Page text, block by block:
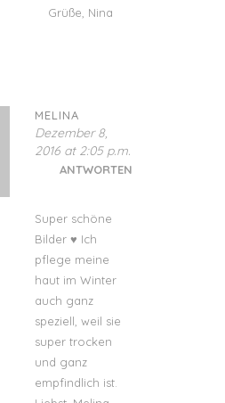
Grüße, Nina
MELINA
Dezember 8,
2016 at 2:05 p.m.
ANTWORTEN
Super schöne
Bilder ♥ Ich
pflege meine
haut im Winter
auch ganz
speziell, weil sie
super trocken
und ganz
empfindlich ist.